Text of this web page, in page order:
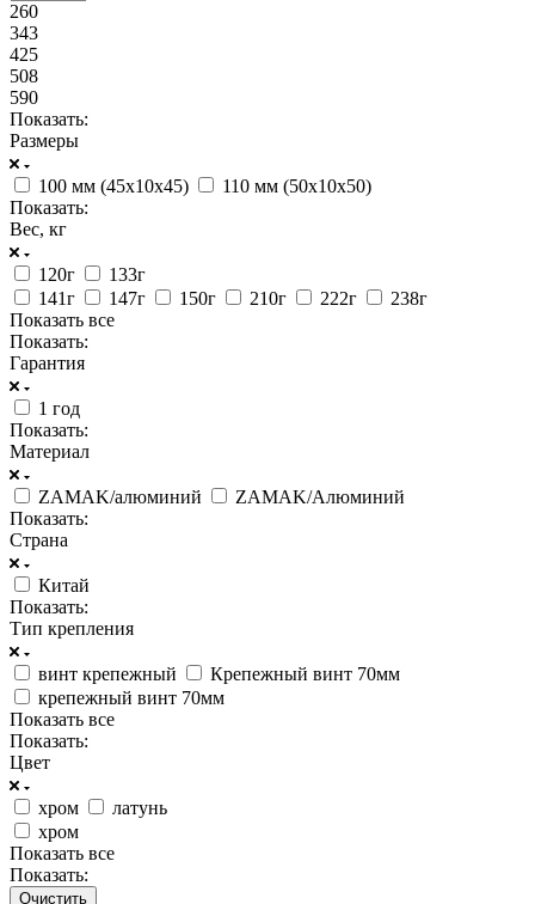
260
343
425
508
590
Показать:
Размеры
100 мм (45x10x45)
110 мм (50x10x50)
Показать:
Вес, кг
120г
133г
141г
147г 150г 210г 222г
238г
Показать все
Показать:
Гарантия
1 год
Показать:
Материал
ZAMAK/алюминий
ZAMAK/Алюминий
Показать:
Страна
Китай
Показать:
Тип крепления
винт крепежный
Крепежный винт 70мм
крепежный винт 70мм
Показать все
Показать:
Цвет
хром
латунь
хром
Показать все
Показать:
Очистить